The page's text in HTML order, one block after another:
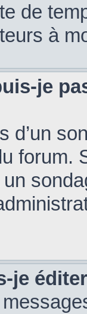
de
à
je
d’un
forum.
je